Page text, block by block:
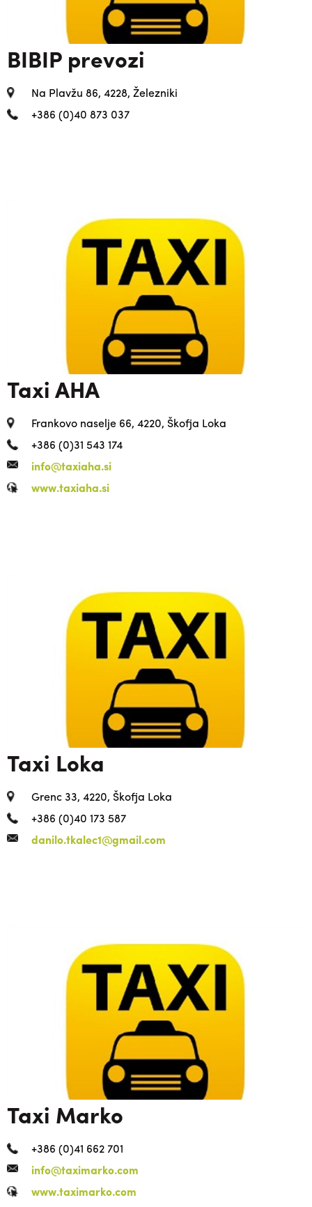
BIBIP prevozi
Na Plavžu 86, 4228, Železniki
+386 (0)40 873 037
Taxi AHA
Frankovo naselje 66, 4220, Škofja Loka
+386 (0)31 543 174
info@taxiaha.si
www.taxiaha.si
Taxi Loka
Grenc 33, 4220, Škofja Loka
+386 (0)40 173 587
danilo.tkalec1@gmail.com
Taxi Marko
+386 (0)41 662 701
info@taximarko.com
www.taximarko.com